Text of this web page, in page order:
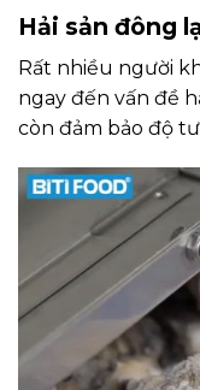
Hải sản đông
Rất nhiều người
ngay đến vấn đề
còn đảm bảo độ